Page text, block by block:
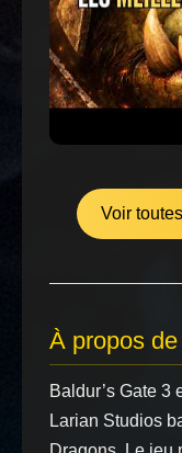
Voir
À propos
Baldur’s Gate 3
Larian Studios